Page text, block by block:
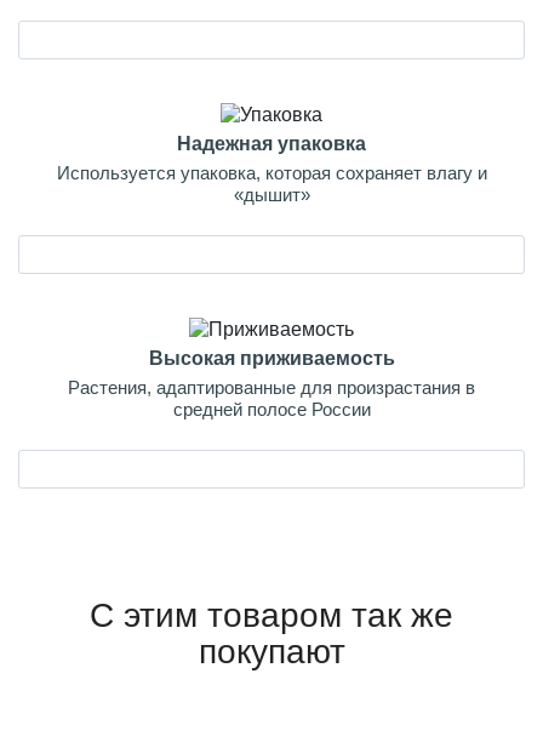
Надежная упаковка
Используется упаковка, которая сохраняет влагу и
«дышит»
Высокая приживаемость
Растения, адаптированные для произрастания в
средней полосе России
С этим товаром так же
покупают